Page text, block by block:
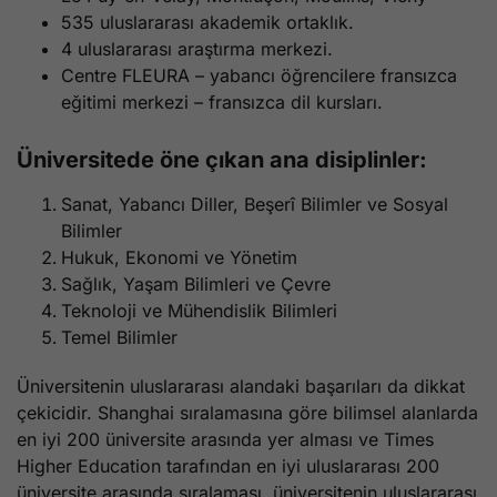
535 uluslararası akademik ortaklık.
4 uluslararası araştırma merkezi.
Centre FLEURA – yabancı öğrencilere fransızca
eğitimi merkezi – fransızca dil kursları.
Üniversitede öne çıkan ana disiplinler:
Sanat, Yabancı Diller, Beşerî Bilimler ve Sosyal
Bilimler
Hukuk, Ekonomi ve Yönetim
Sağlık, Yaşam Bilimleri ve Çevre
Teknoloji ve Mühendislik Bilimleri
Temel Bilimler
Üniversitenin uluslararası alandaki başarıları da dikkat
çekicidir. Shanghai sıralamasına göre bilimsel alanlarda
en iyi 200 üniversite arasında yer alması ve Times
Higher Education tarafından en iyi uluslararası 200